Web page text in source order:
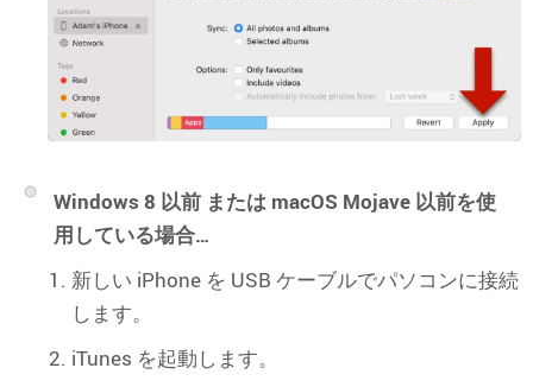
Windows 8 以前 または macOS Mojave 以前を使
用している場合…
新しい iPhone を USB ケーブルでパソコンに接続
します。
iTunes を起動します。